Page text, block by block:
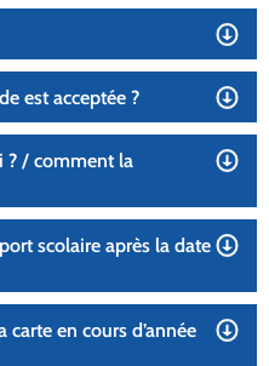
est acceptée ?
? / comment la
scolaire après la date
en cours d’année